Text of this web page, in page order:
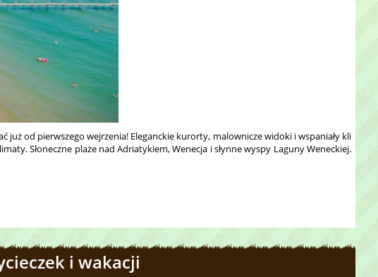
już od pierwszego wejrzenia! Eleganckie kurorty, malownicze widoki i wspaniały kli
Słoneczne plaże nad Adriatykiem, Wenecja i słynne wyspy Laguny Weneckiej.
i wakacji